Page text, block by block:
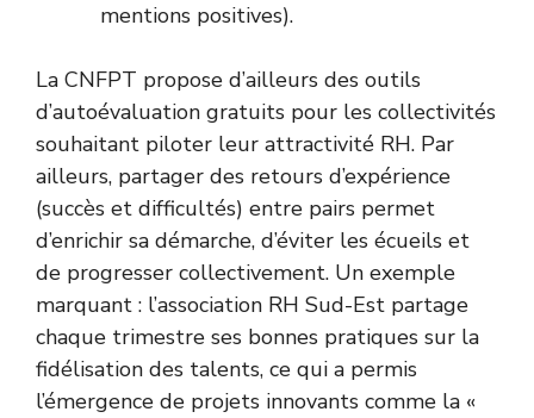
mentions positives).
La CNFPT propose d’ailleurs des outils
d’autoévaluation gratuits pour les collectivités
souhaitant piloter leur attractivité RH. Par
ailleurs, partager des retours d’expérience
(succès et difficultés) entre pairs permet
d’enrichir sa démarche, d’éviter les écueils et
de progresser collectivement. Un exemple
marquant : l’association RH Sud-Est partage
chaque trimestre ses bonnes pratiques sur la
fidélisation des talents, ce qui a permis
l’émergence de projets innovants comme la «